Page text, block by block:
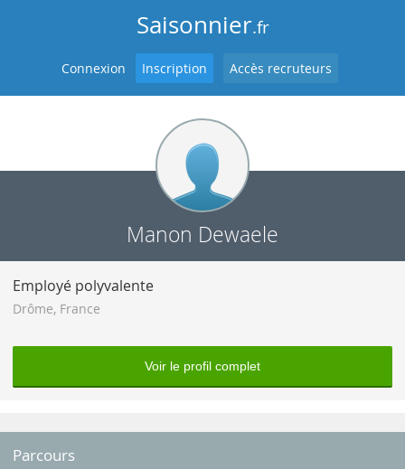
Saisonnier.fr
Connexion Inscription Accès recruteurs
Manon Dewaele
Employé polyvalente
Drôme, France
Voir le profil complet
Parcours